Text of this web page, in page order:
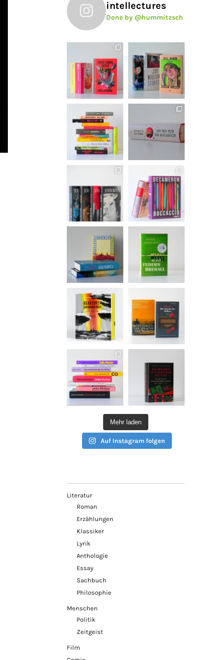
intellectures
Done by @hummitzsch
Mehr laden
Auf Instagram folgen
Literatur
Roman
Erzählungen
Klassiker
Lyrik
Anthologie
Essay
Sachbuch
Philosophie
Menschen
Politik
Zeitgeist
Film